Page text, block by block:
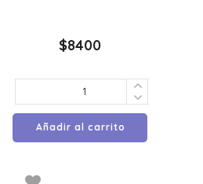
$8400
Añadir al carrito